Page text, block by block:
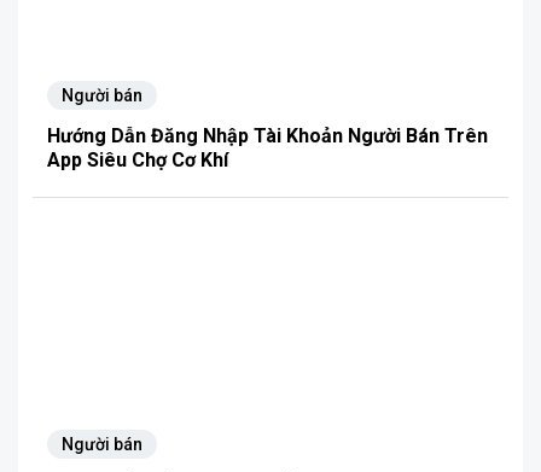
Người bán
Hướng Dẫn Đăng Nhập Tài Khoản Người Bán Trên
App Siêu Chợ Cơ Khí
Người bán